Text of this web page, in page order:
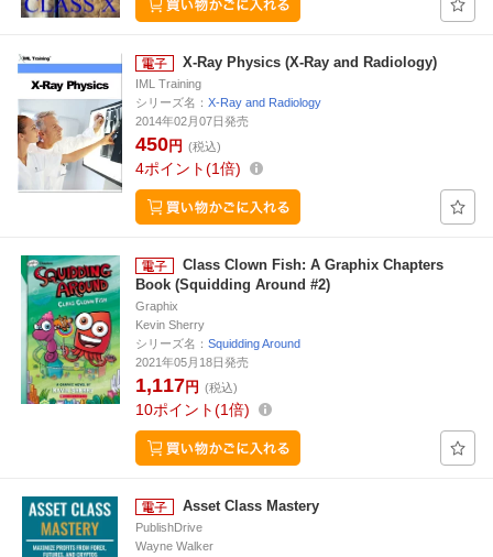
X-Ray Physics (X-Ray and Radiology)
IML Training
シリーズ名： X-Ray and Radiology
2014年02月07日発売
450円 (税込)
4ポイント 1倍
Class Clown Fish: A Graphix Chapters
Book (Squidding Around #2)
Graphix
Kevin Sherry
シリーズ名： Squidding Around
2021年05月18日発売
1,117円 (税込)
10ポイント 1倍
Asset Class Mastery
PublishDrive
Wayne Walker